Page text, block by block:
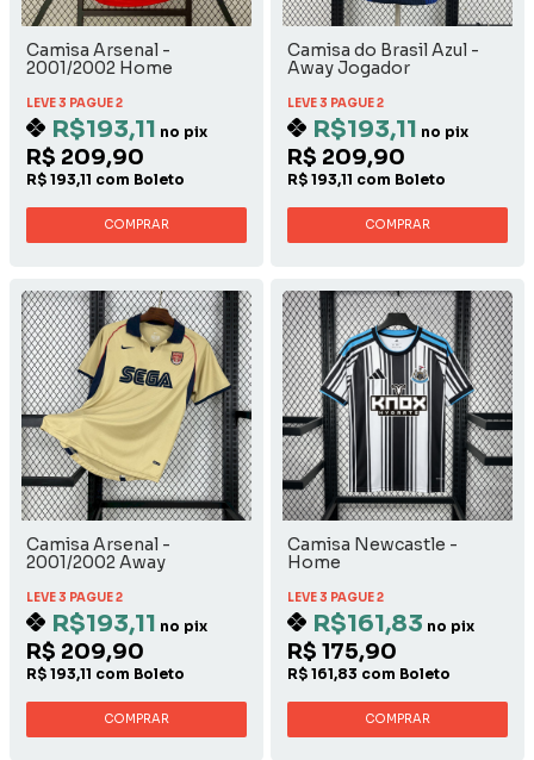
Camisa Arsenal -
2001/2002 Home
LEVE 3 PAGUE 2
R$193,11 no pix
R$ 209,90
R$ 193,11 com Boleto
COMPRAR
Camisa do Brasil Azul -
Away Jogador
LEVE 3 PAGUE 2
R$193,11 no pix
R$ 209,90
R$ 193,11 com Boleto
COMPRAR
Camisa Arsenal -
2001/2002 Away
LEVE 3 PAGUE 2
R$193,11 no pix
R$ 209,90
R$ 193,11 com Boleto
COMPRAR
Camisa Newcastle -
Home
LEVE 3 PAGUE 2
R$161,83 no pix
R$ 175,90
R$ 161,83 com Boleto
COMPRAR